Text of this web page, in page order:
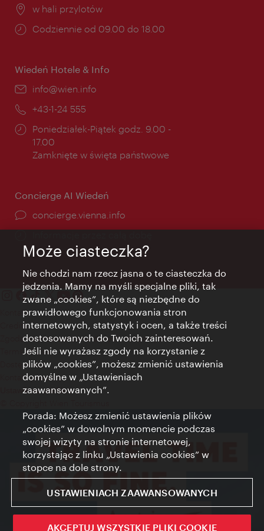
Miejsce:
w hali przylotów
Godziny
Codziennie od 09.00 do 18.00
Wiedeń Hotele & Info
E-
info@wien.info
Telefon:
+43-1-24 555
Godziny
otwarcia:
Poniedziałek-Piątek godz. 9.00 -
17.00
Zamknięte w święta państwowe
Concierge AI Wiedeń
concierge.vienna.info
Kontakt
Credits
Zgoda na przetwarzanie danych osobowych
Terms of Use
Dostępność
Kontakt prasowy
Ustawienia cookies
Może ciasteczka?
Nie chodzi nam rzecz jasna o te ciasteczka do
jedzenia. Mamy na myśli specjalne pliki, tak
zwane „cookies”, które są niezbędne do
prawidłowego funkcjonowania stron
internetowych, statystyk i ocen, a także treści
dostosowanych do Twoich zainteresowań.
Jeśli nie wyrażasz zgody na korzystanie z
plików „cookies”, możesz zmienić ustawienia
domyślne w „Ustawieniach
zaawansowanych”.
Porada: Możesz zmienić ustawienia plików
„cookies” w dowolnym momencie podczas
swojej wizyty na stronie internetowej,
korzystając z linku „Ustawienia cookies” w
stopce na dole strony.
USTAWIENIACH ZAAWANSOWANYCH
AKCEPTUJ WSZYSTKIE PLIKI COOKIE